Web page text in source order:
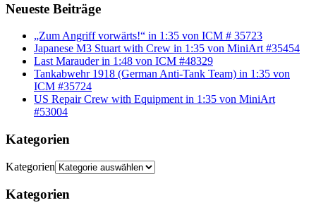
Neueste Beiträge
„Zum Angriff vorwärts!“ in 1:35 von ICM # 35723
Japanese M3 Stuart with Crew in 1:35 von MiniArt #35454
Last Marauder in 1:48 von ICM #48329
Tankabwehr 1918 (German Anti-Tank Team) in 1:35 von
ICM #35724
US Repair Crew with Equipment in 1:35 von MiniArt
#53004
Kategorien
Kategorien
Kategorien